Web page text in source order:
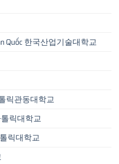
Quốc 한국산업기술대학교
릭관동대학교
톨릭대학교
릭대학교